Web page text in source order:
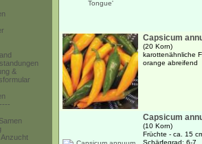
&
Capsicum
(20 Korn)
karottenähnliche
orange abreifend
Capsicum
(10 Korn)
Früchte - ca. 15
Schärfegrad: 6-7